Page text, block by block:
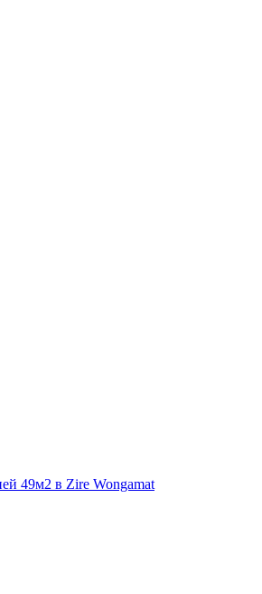
49м2 в Zire Wongamat